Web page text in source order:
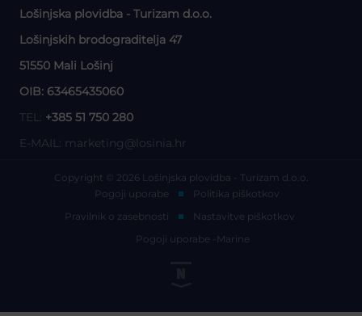
Lošinjska plovidba - Turizam d.o.o.
Lošinjskih brodograditelja 47
51550 Mali Lošinj
OIB: 63465435060
TEL: +385 51 750 280
E-MAIL: marketing@losinia.hr
Copyright © 2026 Lošinjska plovidba - Turizam d.o.o.
Pogoji uporabe
Politika piškotkov
Pravilnik o zasebnosti
Nastavitve piškotkov
Pogoji uporabe -Marine